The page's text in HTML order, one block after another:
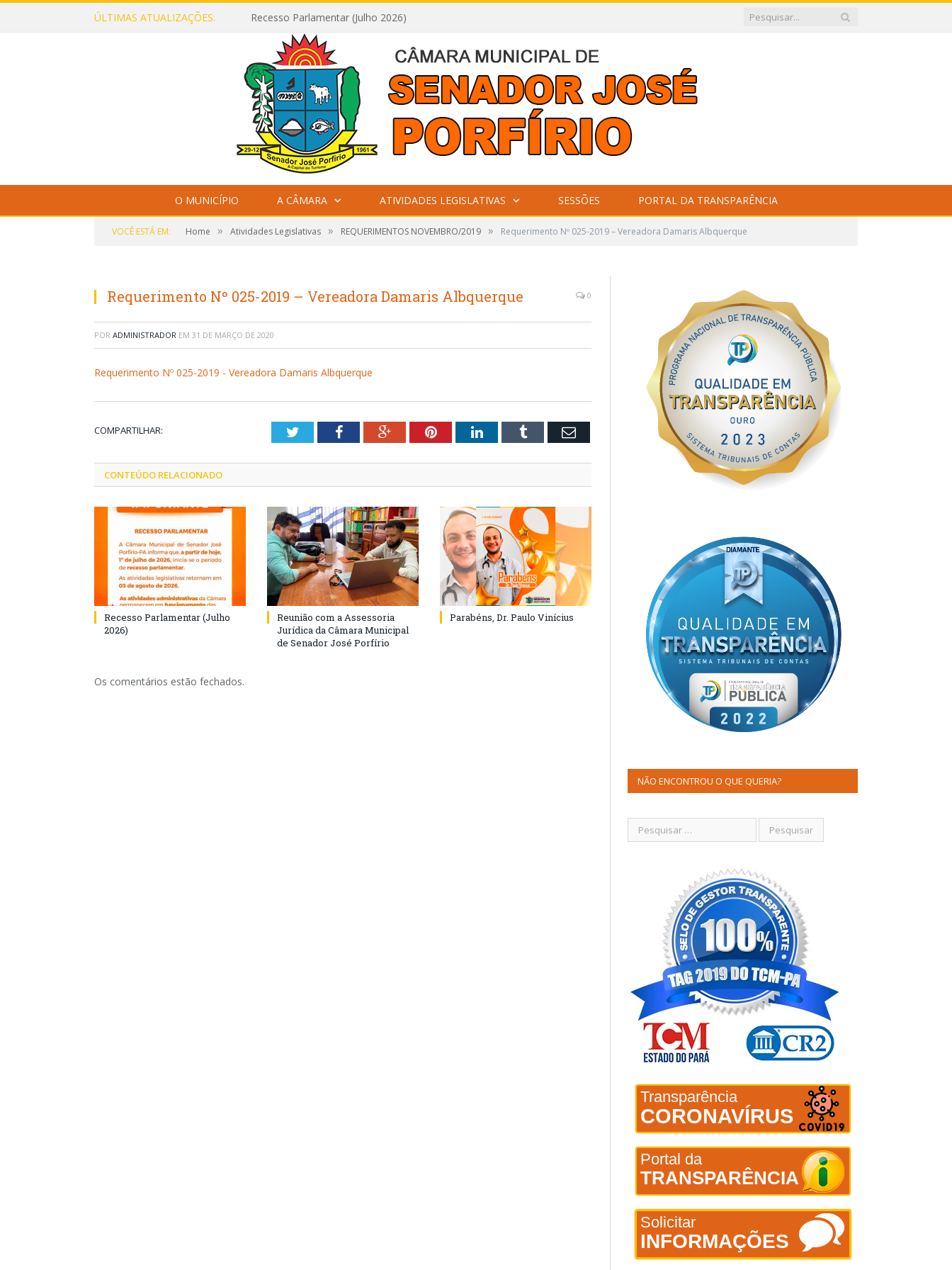
ÚLTIMAS ATUALIZAÇÕES: Recesso Parlamentar (Julho 2026)
O MUNICÍPIO A CÂMARA ATIVIDADES LEGISLATIVAS SESSÕES PORTAL DA TRANSPARÊNCIA
VOCÊ ESTÁ EM: Home » Atividades Legislativas » REQUERIMENTOS NOVEMBRO/2019 » Requerimento Nº 025-2019 – Vereadora Damaris Albquerque
Requerimento Nº 025-2019 – Vereadora Damaris Albquerque 0
POR ADMINISTRADOR EM 31 DE MARÇO DE 2020
Requerimento Nº 025-2019 - Vereadora Damaris Albquerque
COMPARTILHAR: TwitterFacebookGoogle+PinterestLinkedInTumblr Email
CONTEÚDO RELACIONADO
Recesso Parlamentar (Julho
2026)
Reunião com a Assessoria
Jurídica da Câmara Municipal
de Senador José Porfírio
Parabéns, Dr. Paulo Vinícius
Os comentários estão fechados.
NÃO ENCONTROU O QUE QUERIA?
Transparência
CORONAVÍRUS
Portal da
TRANSPARÊNCIA
Solicitar
INFORMAÇÕES